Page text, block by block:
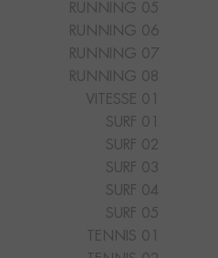
RUNNING 05
RUNNING 06
RUNNING 07
RUNNING 08
VITESSE 01
SURF 01
SURF 02
SURF 03
SURF 04
SURF 05
TENNIS 01